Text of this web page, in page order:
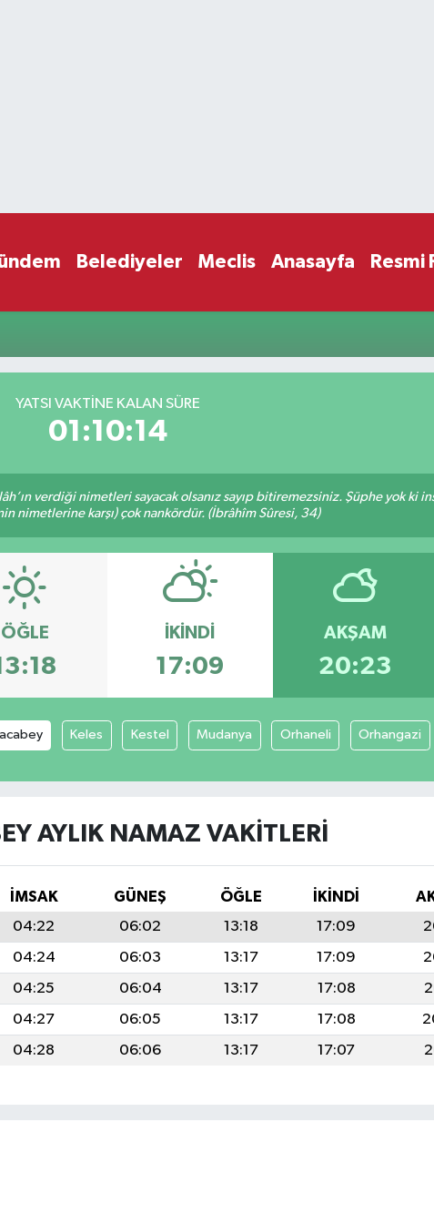
Belediyeler Meclis Anasayfa Resmi
YATSI VAKTİNE KALAN SÜRE
01:10:14
verdiği nimetleri sayacak olsanız sayıp bitiremezsiniz. Şüphe yok ki
nimetlerine karşı) çok nankördür. (İbrâhîm Sûresi, 34)
ÖĞLE İKINDI
17:09
AKŞAM
20:23
Keles Kestel Mudanya Orhaneli Orhangazi
AYLIK NAMAZ VAKITLERI
İMSAK GÜNEŞ ÖĞLE İKINDI
04:22 06:02 13:18 17:09
04:24 06:03 13:17 17:09
04:25 06:04 13:17 17:08
04:27 06:05 13:17 17:08
04:28 06:06 13:17 17:07